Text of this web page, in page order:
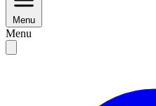
Menu
Menu